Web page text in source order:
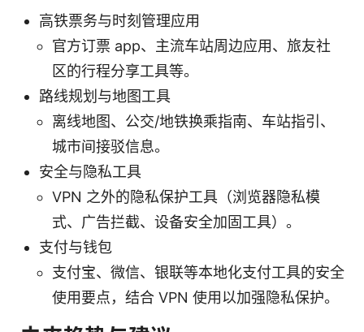
高铁票务与时刻管理应用
官方订票 app、主流车站周边应用、旅友社
区的行程分享工具等。
路线规划与地图工具
离线地图、公交/地铁换乘指南、车站指引、
城市间接驳信息。
安全与隐私工具
VPN 之外的隐私保护工具（浏览器隐私模
式、广告拦截、设备安全加固工具）。
支付与钱包
支付宝、微信、银联等本地化支付工具的安全
使用要点，结合 VPN 使用以加强隐私保护。